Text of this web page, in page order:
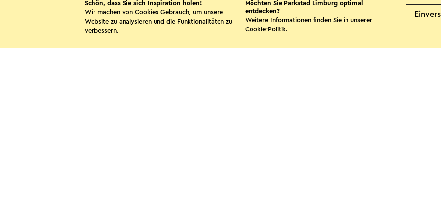
Camping 't Geet Good
Boerderijcamping de
Schön, dass Sie sich Inspiration holen!
Wir machen von Cookies Gebrauch, um unsere
Website zu analysieren und die Funktionalitäten zu
verbessern.
Möchten Sie Parkstad Limburg optimal
entdecken?
Weitere Informationen finden Sie in unserer
Cookie-Politik.